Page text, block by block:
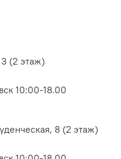
(2 этаж)
10:00-18.00
8 (2 этаж)